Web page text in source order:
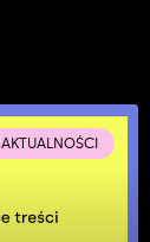
AKTUALNOŚCI